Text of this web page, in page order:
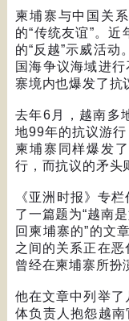
柬埔寨与中国关
的“传统友谊”。近
的“反越”示威活动。
国海争议海域进
寨境内也爆发了抗
去年6 月，越南多
地99年的抗议游行
柬埔寨同样爆发
行，而抗议的矛头
《亚洲时报》专
了一篇题为“越南
回柬埔寨的”的文
之间的关系正在
曾经在柬埔寨所扮
他在文章中列举
体负责人抱怨越南